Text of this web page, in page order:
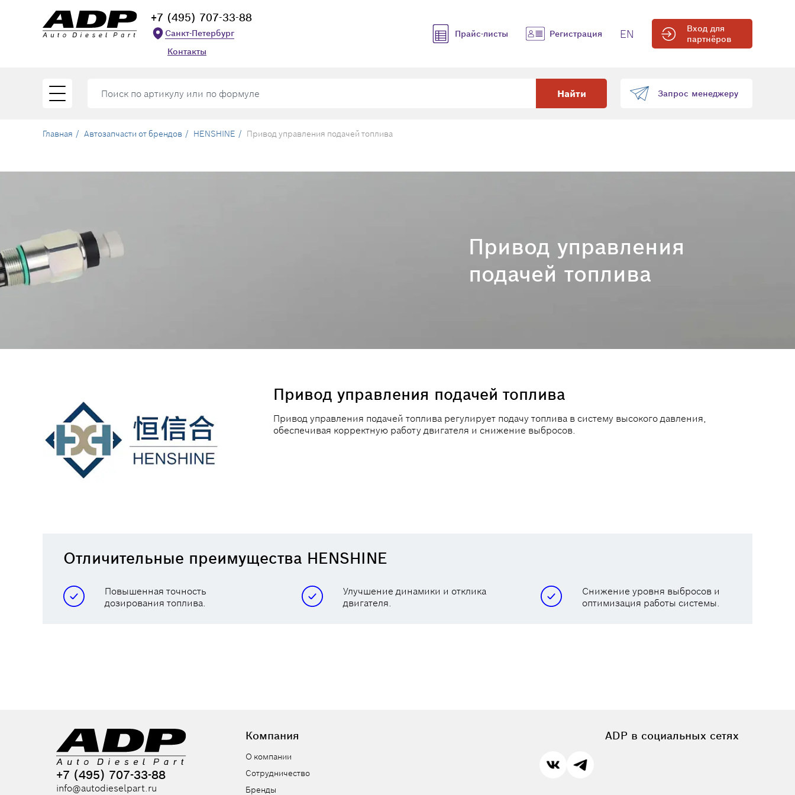
+7 (495) 707-33-88
Санкт-Петербург
Контакты
Прайс-листы Регистрация EN
Вход для
партнёров
Найти Запрос менеджеру
Главная Автозапчасти от брендов HENSHINE Привод управления подачей топлива
Привод управления
подачей топлива
Привод управления подачей топлива
Привод управления подачей топлива регулирует подачу топлива в систему высокого давления,
обеспечивая корректную работу двигателя и снижение выбросов.
Отличительные преимущества HENSHINE
Повышенная точность
дозирования топлива.
Улучшение динамики и отклика
двигателя.
Снижение уровня выбросов и
оптимизация работы системы.
+7 (495) 707-33-88
info@autodieselpart.ru
Компания
О компании
Сотрудничество
Бренды
ADP в социальных сетях